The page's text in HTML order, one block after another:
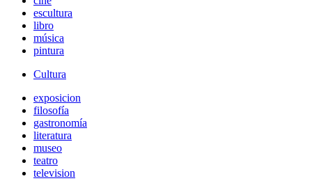
escultura
libro
música
pintura
Cultura
exposicion
filosofía
gastronomía
literatura
museo
teatro
television